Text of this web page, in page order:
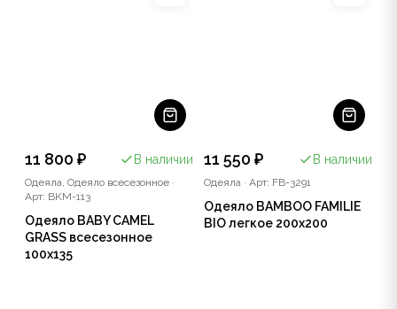
11 800 ₽ В наличии
Одеяла, Одеяло всесезонное ·
Арт: BKM-113
Одеяло BABY CAMEL
GRASS всесезонное
100x135
11 550 ₽ В наличии
Одеяла · Арт: FB-3291
Одеяло BAMBOO FAMILIE
BIO легкое 200x200